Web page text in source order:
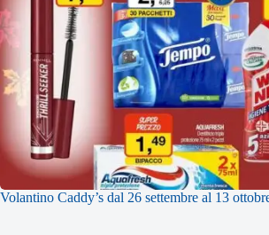
Volantino Caddy’s dal 26 settembre al 13